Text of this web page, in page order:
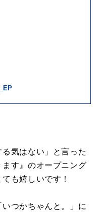
る気はない」と言った
す』のオープニング
も嬉しいです！
つかちゃんと。」に